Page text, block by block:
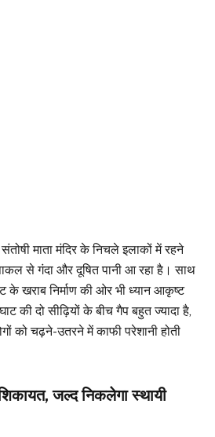
माता मंदिर के निचले इलाकों में रहने
से गंदा और दूषित पानी आ रहा है। साथ
के खराब निर्माण की ओर भी ध्यान आकृष्ट
की दो सीढ़ियों के बीच गैप बहुत ज्यादा है,
को चढ़ने-उतरने में काफी परेशानी होती
जल्द निकलेगा स्थायी